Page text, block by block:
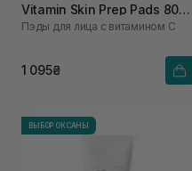
Vitamin Skin Prep Pads 80
шт
Пэды для лица с витамином C
1 095₴
ВЫБОР ОКСАНЫ